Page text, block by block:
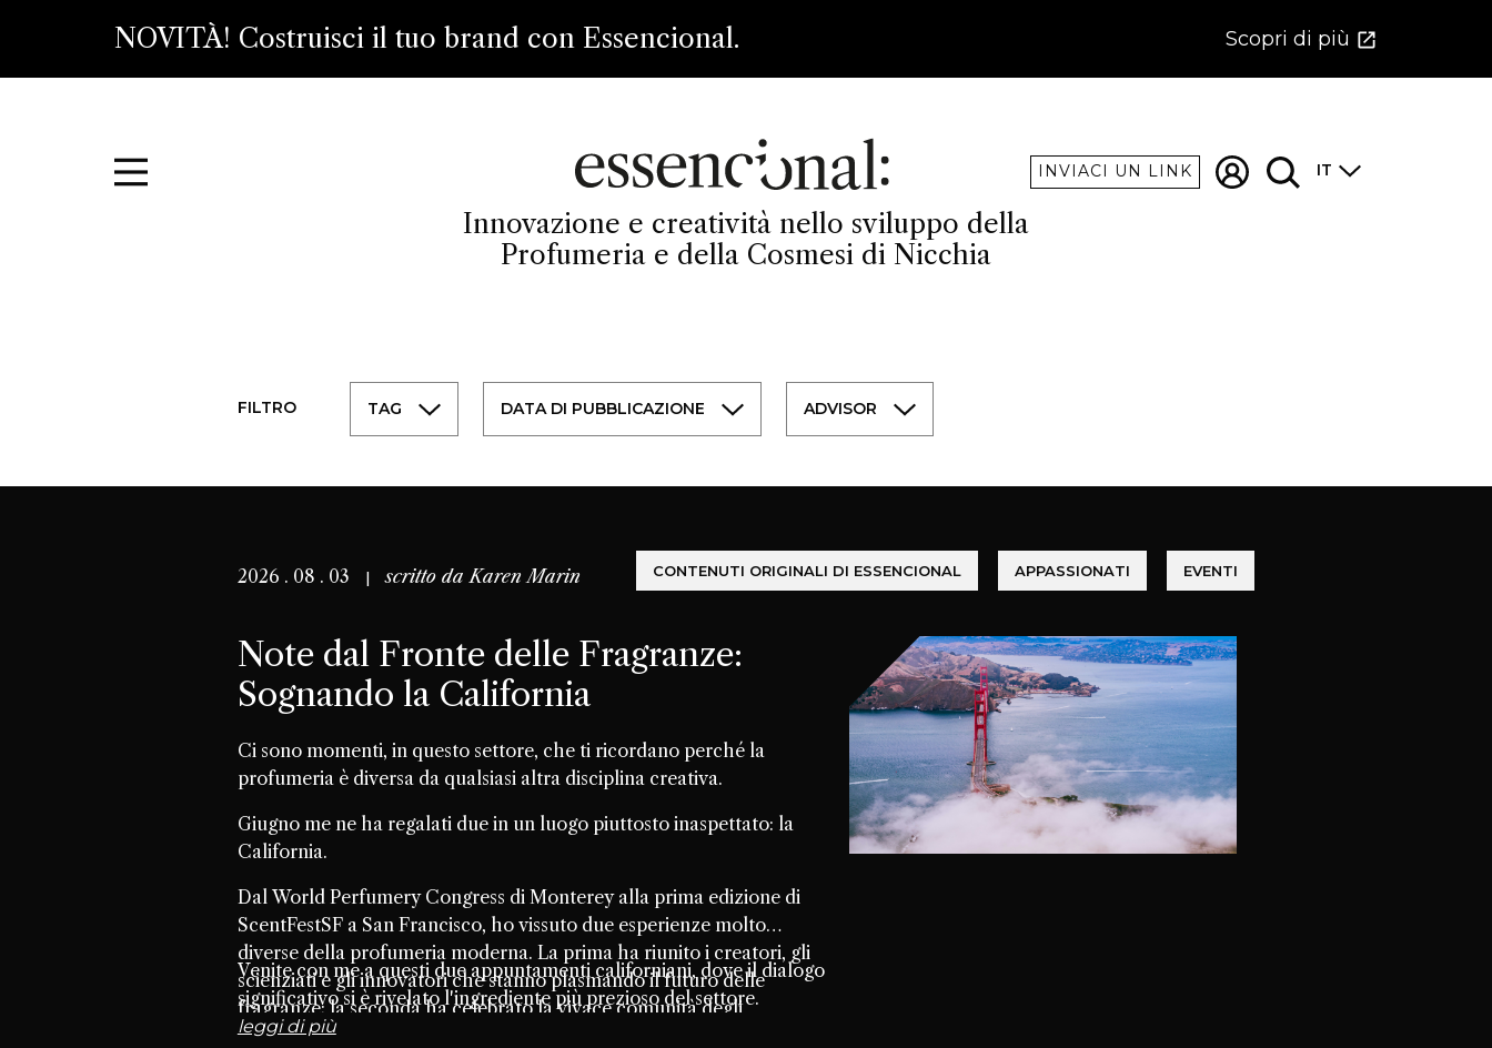
NOVITÀ! Costruisci il tuo brand con Essencional. Scopri di più
INVIACI UN LINK IT
Innovazione e creatività nello sviluppo della
Profumeria e della Cosmesi di Nicchia
FILTRO TAG DATA DI PUBBLICAZIONE ADVISOR
2026 . 08 . 03 scritto daKaren Marin CONTENUTI ORIGINALI DI ESSENCIONAL APPASSIONATI EVENTI
Note dal Fronte delle Fragranze:
Sognando la California
Ci sono momenti, in questo settore, che ti ricordano perché la
profumeria è diversa da qualsiasi altra disciplina creativa.
Giugno me ne ha regalati due in un luogo piuttosto inaspettato: la
California.
Dal World Perfumery Congress di Monterey alla prima edizione di
ScentFestSF a San Francisco, ho vissuto due esperienze molto
diverse della profumeria moderna. La prima ha riunito i creatori, gli
scienziati e gli innovatori che stanno plasmando il futuro delle
fragranze; la seconda ha celebrato la vivace comunità degli
appassionati di profumi che cercano connessione attraverso il
Venite con me a questi due appuntamenti californiani, dove il dialogo
significativo si è rivelato l'ingrediente più prezioso del settore.
leggi di più